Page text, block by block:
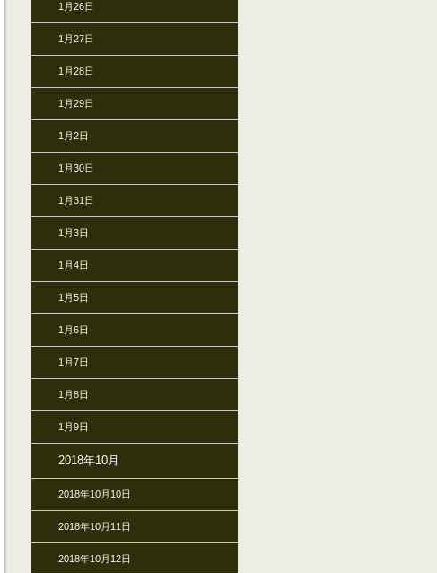
1月26日
1月27日
1月28日
1月29日
1月2日
1月30日
1月31日
1月3日
1月4日
1月5日
1月6日
1月7日
1月8日
1月9日
2018年10月
2018年10月10日
2018年10月11日
2018年10月12日